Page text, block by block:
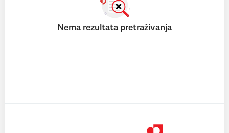
Nema rezultata pretraživanja